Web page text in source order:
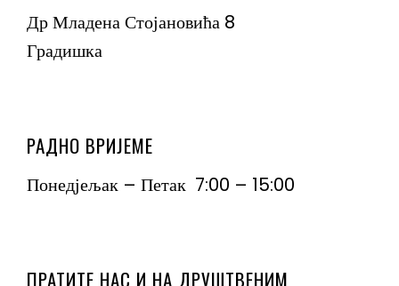
Др Младена Стојановића 8
Градишка
РАДНО ВРИЈЕМЕ
Понедјељак – Петак 7:00 – 15:00
ПРАТИТЕ НАС И НА ДРУШТВЕНИМ